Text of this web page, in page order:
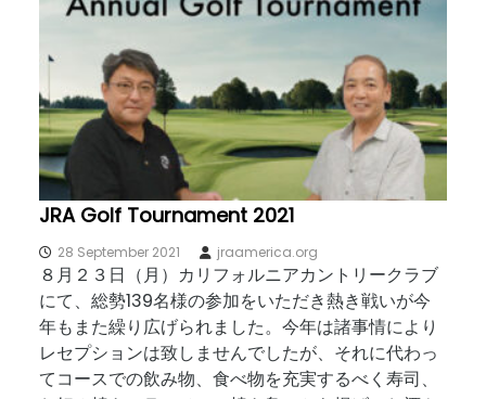
JRA Golf Tournament 2021
28 September 2021 jraamerica.org
８月２３日（月）カリフォルニアカントリークラブ
にて、総勢139名様の参加をいただき熱き戦いが今
年もまた繰り広げられました。今年は諸事情により
レセプションは致しませんでしたが、それに代わっ
てコースでの飲み物、食べ物を充実するべく寿司、